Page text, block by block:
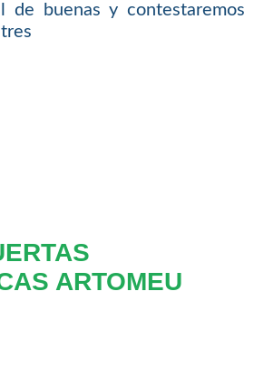
de buenas y contestaremos
ARTOMEU